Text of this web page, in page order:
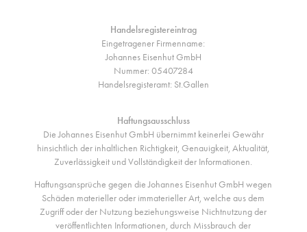
Handelsregistereintrag
Eingetragener Firmenname:
Johannes Eisenhut GmbH
Nummer: 05407284
Handelsregisteramt: St.Gallen
Haftungsausschluss
Die Johannes Eisenhut GmbH übernimmt keinerlei Gewähr
hinsichtlich der inhaltlichen Richtigkeit, Genauigkeit, Aktualität,
Zuverlässigkeit und Vollständigkeit der Informationen.
Haftungsansprüche gegen die Johannes Eisenhut GmbH wegen
Schäden materieller oder immaterieller Art, welche aus dem
Zugriff oder der Nutzung beziehungsweise Nichtnutzung der
veröffentlichten Informationen, durch Missbrauch der